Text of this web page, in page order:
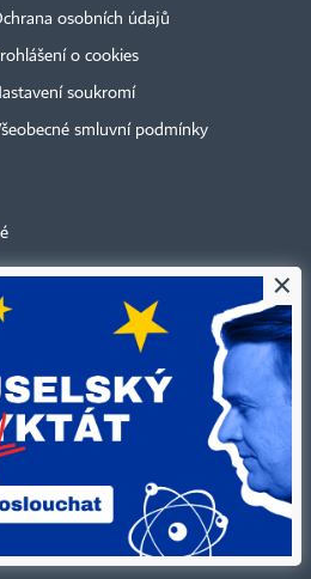
osobních údajů
o cookies
soukromí
smluvní podmínky
Bez písemného svolení vydavatele je
celku díla, zejména rozmnožování a šíření
nebo elektronickým, v českém nebo
je zakázáno též rozmnožování
analýzy textů nebo dat
×